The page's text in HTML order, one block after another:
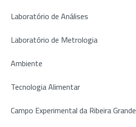
Laboratório de Análises
Laboratório de Metrologia
Ambiente
Tecnologia Alimentar
Campo Experimental da Ribeira Grande